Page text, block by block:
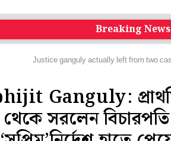
Breaking News
Justice ganguly actually left from two
Ganguly:
থেকে সরলেন